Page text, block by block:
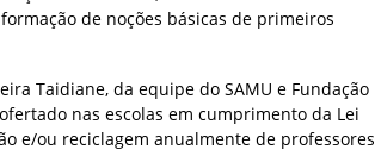
de noções básicas de primeiros
Taidiane, da equipe do SAMU e Fundação
nas escolas em cumprimento da Lei
e/ou reciclagem anualmente de professores